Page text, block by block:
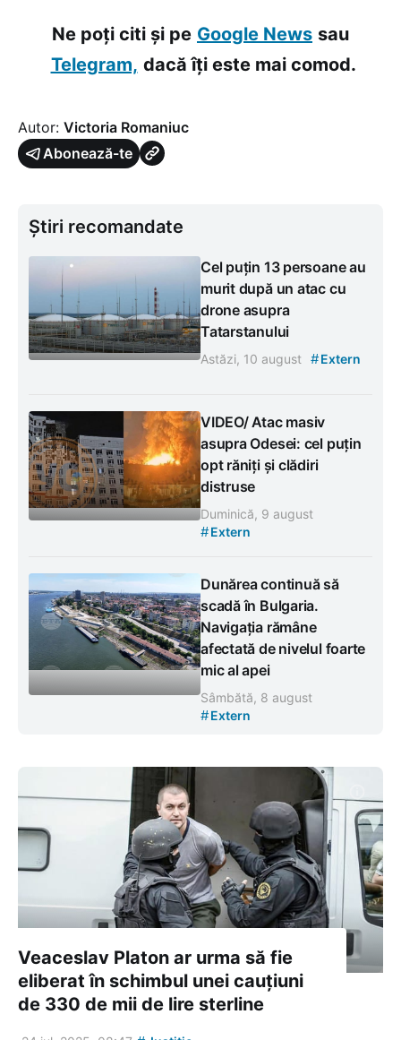
Ne poți citi și pe Google News sau
Telegram, dacă îți este mai comod.
Autor: Victoria Romaniuc
Abonează-te
Știri recomandate
Cel puțin 13 persoane au
murit după un atac cu
drone asupra
Tatarstanului
Astăzi, 10 august #Extern
VIDEO/ Atac masiv
asupra Odesei: cel puțin
opt răniți și clădiri
distruse
Duminică, 9 august
#Extern
Dunărea continuă să
scadă în Bulgaria.
Navigația rămâne
afectată de nivelul foarte
mic al apei
Sâmbătă, 8 august
#Extern
Veaceslav Platon ar urma să fie
eliberat în schimbul unei cauțiuni
de 330 de mii de lire sterline